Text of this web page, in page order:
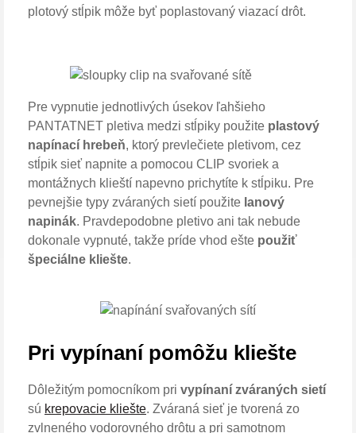
plotový stĺpik môže byť poplastovaný viazací drôt.
Pre vypnutie jednotlivých úsekov ľahšieho
PANTATNET pletiva medzi stĺpiky použite plastový
napínací hrebeň, ktorý prevlečiete pletivom, cez
stĺpik sieť napnite a pomocou CLIP svoriek a
montážnych klieští napevno prichytíte k stĺpiku. Pre
pevnejšie typy zváraných sietí použite lanový
napinák. Pravdepodobne pletivo ani tak nebude
dokonale vypnuté, takže príde vhod ešte použiť
špeciálne kliešte.
Pri vypínaní pomôžu kliešte
Dôležitým pomocníkom pri vypínaní zváraných sietí
sú krepovacie kliešte. Zváraná sieť je tvorená zo
zvlneného vodorovného drôtu a pri samotnom